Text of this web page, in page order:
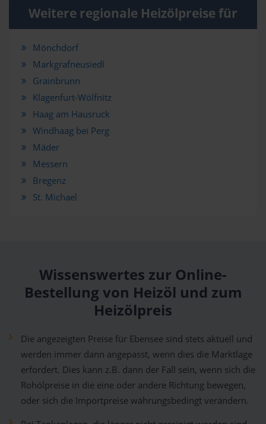
Weitere regionale Heizölpreise für
Mönchdorf
Markgrafneusiedl
Grainbrunn
Klagenfurt-Wölfnitz
Haag am Hausruck
Windhaag bei Perg
Mäder
Messern
Bregenz
St. Michael
Wissenswertes zur Online-
Bestellung von Heizöl und zum
Heizölpreis
Die angezeigten Preise für Ebensee sind stets aktuell und
werden immer dann angepasst, wenn dies die Marktlage
erfordert. Dies kann z.B. dann der Fall sein, wenn sich die
Rohölpreise in die eine oder andere Richtung bewegen,
oder sich die Importpreise währungsbedingt verändern.